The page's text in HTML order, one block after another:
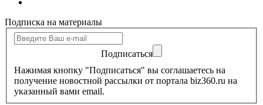
Подписка на материалы
Подписаться
Нажимая кнопку "Подписаться" вы соглашаетесь на
получение новостной рассылки от портала biz360.ru на
указанный вами email.